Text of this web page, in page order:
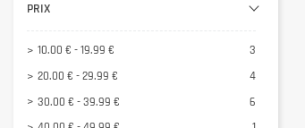
INLEAD
1
PRIX
10.00 € - 19.99 €
3
20.00 € - 29.99 €
4
30.00 € - 39.99 €
6